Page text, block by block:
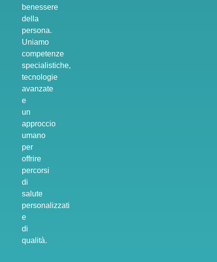
benessere
della
persona.
Uniamo
competenze
specialistiche,
tecnologie
avanzate
e
un
approccio
umano
per
offrire
percorsi
di
salute
personalizzati
e
di
qualità.